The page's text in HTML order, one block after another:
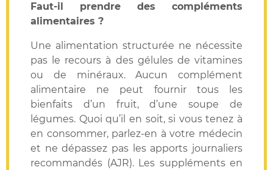
Faut-il prendre des compléments
alimentaires ?
Une alimentation structurée ne nécessite
pas le recours à des gélules de vitamines
ou de minéraux. Aucun complément
alimentaire ne peut fournir tous les
bienfaits d’un fruit, d’une soupe de
légumes. Quoi qu’il en soit, si vous tenez à
en consommer, parlez-en à votre médecin
et ne dépassez pas les apports journaliers
recommandés (AJR). Les suppléments en